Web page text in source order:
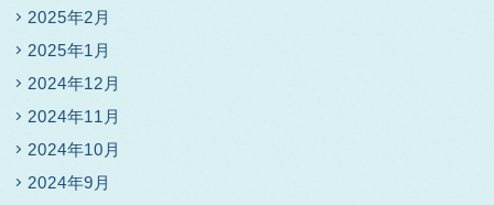
2025年2月
2025年1月
2024年12月
2024年11月
2024年10月
2024年9月